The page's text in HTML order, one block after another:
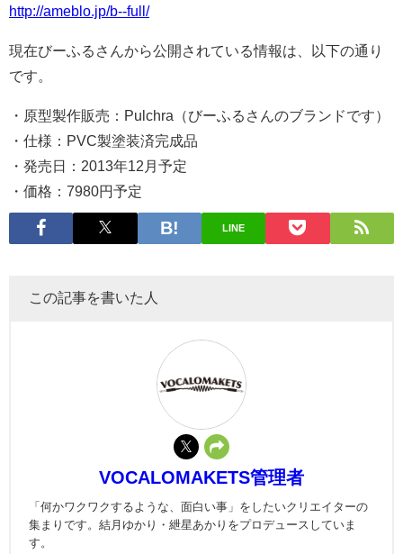
http://ameblo.jp/b--full/
現在びーふるさんから公開されている情報は、以下の通り
です。
・原型製作販売：Pulchra（びーふるさんのブランドです）
・仕様：PVC製塗装済完成品
・発売日：2013年12月予定
・価格：7980円予定
LINE
この記事を書いた人
VOCALOMAKETS管理者
「何かワクワクするような、面白い事」をしたいクリエイターの
集まりです。結月ゆかり・紲星あかりをプロデュースしていま
す。